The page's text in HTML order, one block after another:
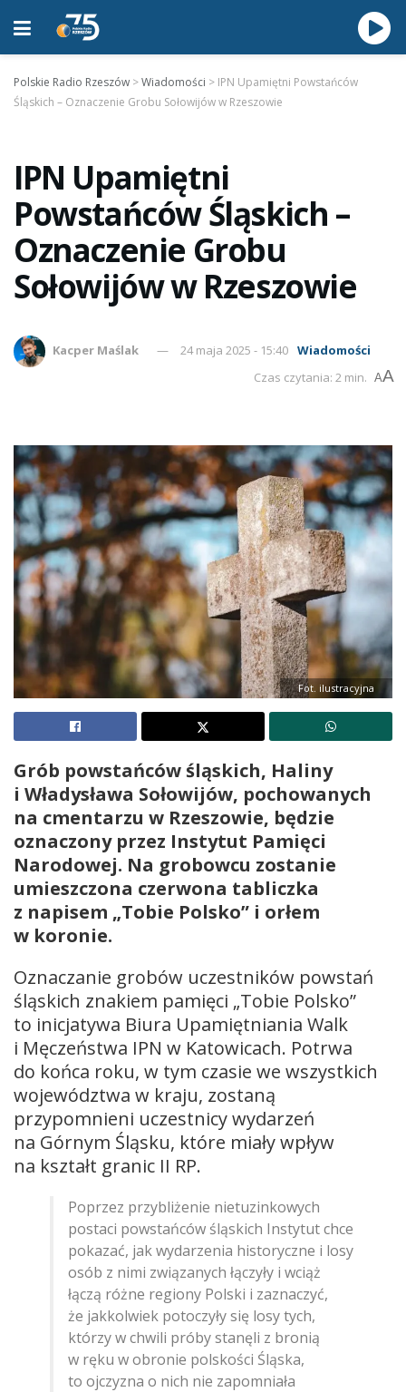
Polskie Radio Rzeszów >Wiadomości > IPN Upamiętni Powstańców
Śląskich – Oznaczenie Grobu Sołowijów w Rzeszowie
IPN Upamiętni
Powstańców Śląskich –
Oznaczenie Grobu
Sołowijów w Rzeszowie
Kacper Maślak 24 maja 2025 - 15:40 Wiadomości
Czas czytania: 2 min. AA
Fot. ilustracyjna
Grób powstańców śląskich, Haliny
i Władysława Sołowijów, pochowanych
na cmentarzu w Rzeszowie, będzie
oznaczony przez Instytut Pamięci
Narodowej. Na grobowcu zostanie
umieszczona czerwona tabliczka
z napisem „Tobie Polsko” i orłem
w koronie.
Oznaczanie grobów uczestników powstań
śląskich znakiem pamięci „Tobie Polsko”
to inicjatywa Biura Upamiętniania Walk
i Męczeństwa IPN w Katowicach. Potrwa
do końca roku, w tym czasie we wszystkich
województwa w kraju, zostaną
przypomnieni uczestnicy wydarzeń
na Górnym Śląsku, które miały wpływ
na kształt granic II RP.
Poprzez przybliżenie nietuzinkowych
postaci powstańców śląskich Instytut chce
pokazać, jak wydarzenia historyczne i losy
osób z nimi związanych łączyły i wciąż
łączą różne regiony Polski i zaznaczyć,
że jakkolwiek potoczyły się losy tych,
którzy w chwili próby stanęli z bronią
w ręku w obronie polskości Śląska,
to ojczyzna o nich nie zapomniała